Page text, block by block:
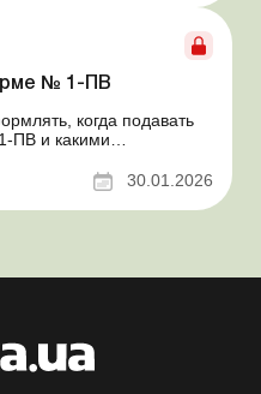
необходимому
№ 1-ПВ
когда подавать
ПВ и какими
обязательное
и финансовой
учреждений,
30.01.2026